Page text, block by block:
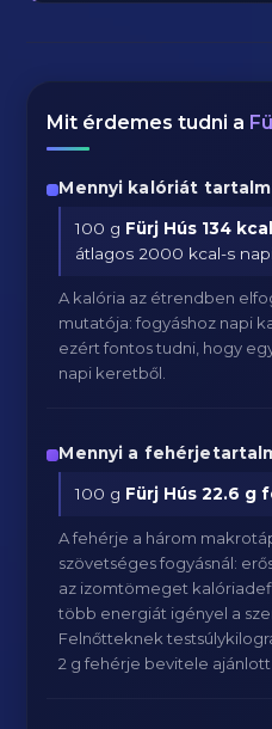
Mit érdemes tudni a
Mennyi kalóriát
100 g Fürj Hús 134
átlagos 2000 kcal-s
A kalória az étrendben
mutatója: fogyáshoz napi
ezért fontos tudni, hogy
napi keretből.
Mennyi a
100 g Fürj Hús 22.6 g
A fehérje a három
szövetséges fogyásnál:
az izomtömeget
több energiát igényel a
Felnőtteknek
2 g fehérje bevitele ajánlott